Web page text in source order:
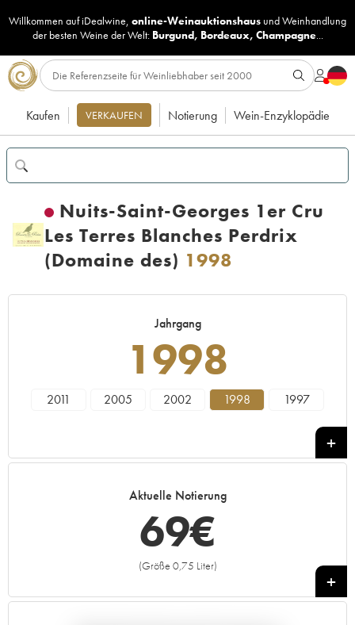
Willkommen auf iDealwine, online-Weinauktionshaus undWeinhandlung
der besten Weine der Welt: Burgund, Bordeaux, Champagne...
Kaufen VERKAUFEN Notierung Wein-Enzyklopädie
Nuits-Saint-Georges 1er Cru
Les Terres Blanches Perdrix
(Domaine des) 1998
Jahrgang
1998
2011 2005 2002 1998 1997
Aktuelle Notierung
69€
(Größe 0,75 Liter)
+